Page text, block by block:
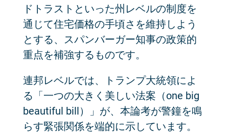
ドトラストといった州レベルの制度を
通じて住宅価格の手頃さを維持しよう
とする、スパンバーガー知事の政策的
重点を補強するものです。
連邦レベルでは、トランプ大統領によ
る「一つの大きく美しい法案（one big
beautiful bill）」が、本論考が警鐘を鳴
らす緊張関係を端的に示しています。